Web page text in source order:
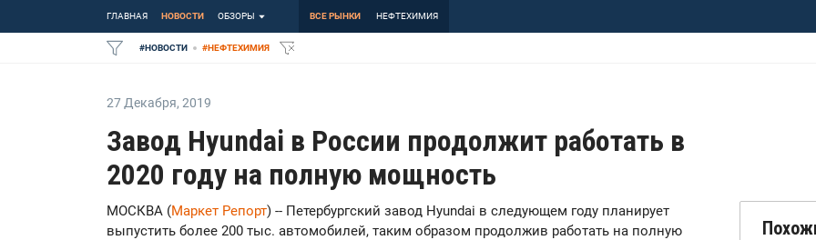
ГЛАВНАЯ НОВОСТИ ОБЗОРЫ ВСЕ РЫНКИ НЕФТЕХИМИЯ
#НОВОСТИ #НЕФТЕХИМИЯ
27 Декабря, 2019
Завод Hyundai в России продолжит работать в
2020 году на полную мощность
МОСКВА (Маркет Репорт) -- Петербургский завод Hyundai в следующем году планирует
выпустить более 200 тыс. автомобилей, таким образом продолжив работать на полную